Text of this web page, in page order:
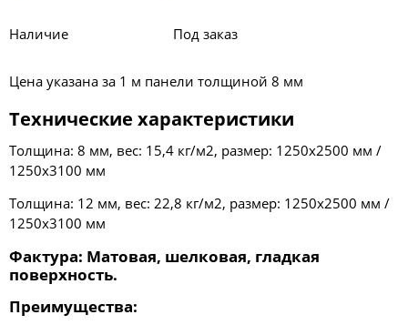
Наличие Под заказ
Цена указана за 1 м панели толщиной 8 мм
Технические характеристики
Толщина: 8 мм, вес: 15,4 кг/м2, размер: 1250х2500 мм /
1250х3100 мм
Толщина: 12 мм, вес: 22,8 кг/м2, размер: 1250х2500 мм /
1250х3100 мм
Фактура: Матовая, шелковая, гладкая
поверхность.
Преимущества: